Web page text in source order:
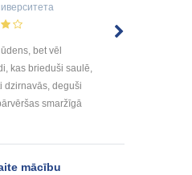
bet vēl
kas brieduši saulē,
dzirnavās, deguši
smaržīgā
mācību